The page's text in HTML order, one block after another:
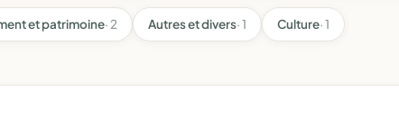
et patrimoine· 2 Autres et divers· 1 Culture· 1